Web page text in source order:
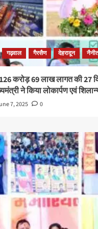
गढ़वाल गैरसैण देहरादून
करोड़ 69 लाख लागत की 27
ने किया लोकार्पण एवं
7, 2025 0